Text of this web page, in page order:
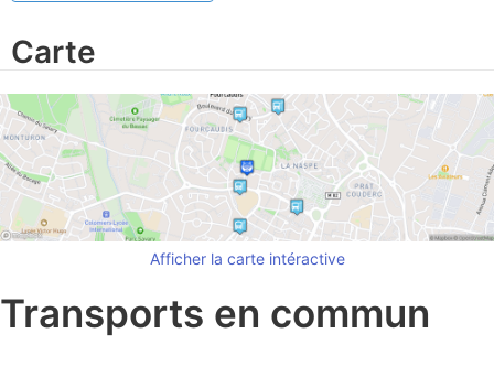
Carte
Afficher la carte intéractive
Transports en commun